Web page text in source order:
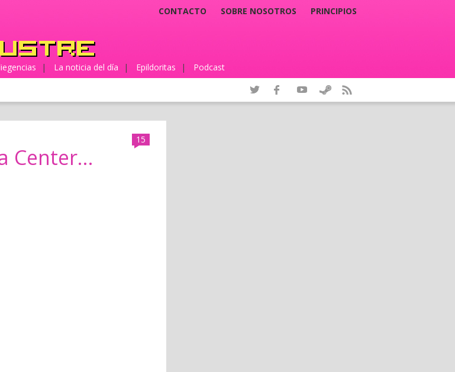
CONTACTO SOBRE NOSOTROS PRINCIPIOS
| La noticia del día | Epildoritas | Podcast
15
Center...